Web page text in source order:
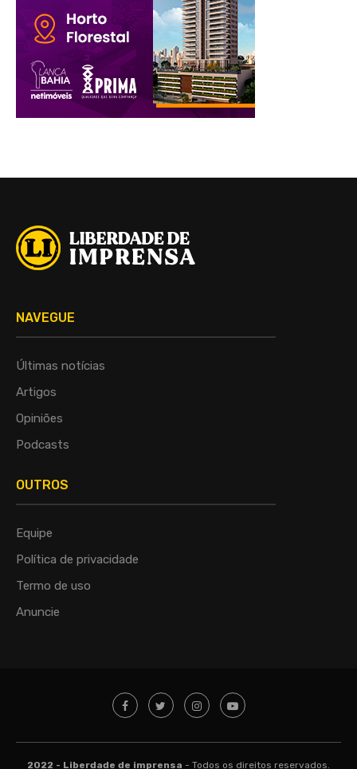
NAVEGUE
Últimas notícias
Artigos
Opiniões
Podcasts
OUTROS
Equipe
Política de privacidade
Termo de uso
Anuncie
2022 - Liberdade de imprensa - Todos os direitos reservados.